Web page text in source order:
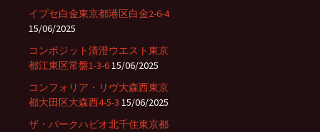
イプセ白金東京都港区白金2-6-4
15/06/2025
コンポジット清澄ウエスト東京
都江東区常盤1-3-615/06/2025
コンフォリア・リヴ大森西東京
都大田区大森西4-5-3 15/06/2025
ザ・パークハビオ北千住東京都